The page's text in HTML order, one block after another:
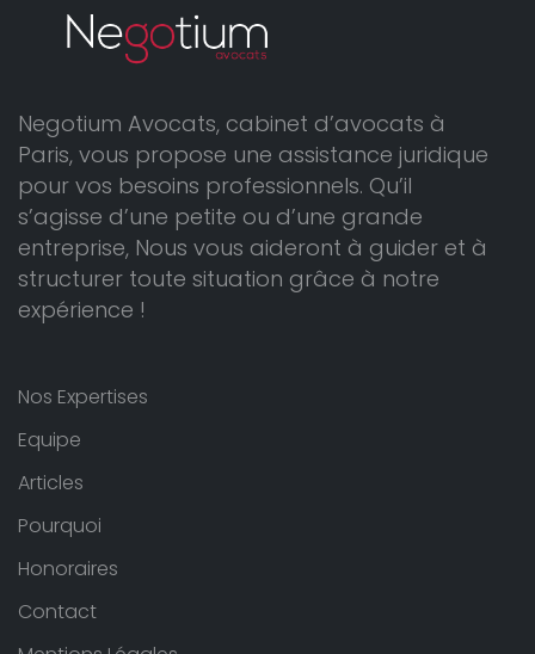
Negotium Avocats, cabinet d’avocats à
Paris, vous propose une assistance juridique
pour vos besoins professionnels. Qu’il
s’agisse d’une petite ou d’une grande
entreprise, Nous vous aideront à guider et à
structurer toute situation grâce à notre
expérience !
Nos Expertises
Equipe
Articles
Pourquoi
Honoraires
Contact